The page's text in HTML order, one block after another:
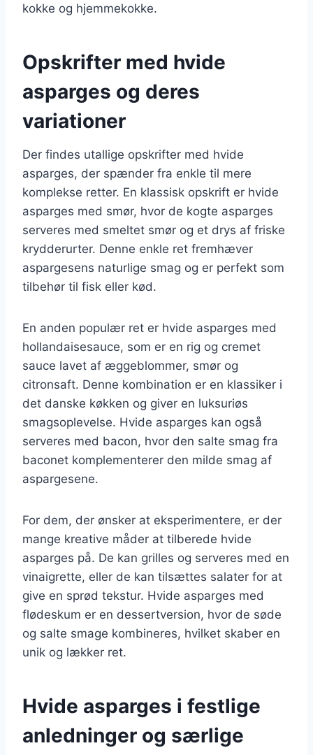
kokke og hjemmekokke.
Opskrifter med hvide
asparges og deres
variationer
Der findes utallige opskrifter med hvide
asparges, der spænder fra enkle til mere
komplekse retter. En klassisk opskrift er hvide
asparges med smør, hvor de kogte asparges
serveres med smeltet smør og et drys af friske
krydderurter. Denne enkle ret fremhæver
aspargesens naturlige smag og er perfekt som
tilbehør til fisk eller kød.
En anden populær ret er hvide asparges med
hollandaisesauce, som er en rig og cremet
sauce lavet af æggeblommer, smør og
citronsaft. Denne kombination er en klassiker i
det danske køkken og giver en luksuriøs
smagsoplevelse. Hvide asparges kan også
serveres med bacon, hvor den salte smag fra
baconet komplementerer den milde smag af
aspargesene.
For dem, der ønsker at eksperimentere, er der
mange kreative måder at tilberede hvide
asparges på. De kan grilles og serveres med en
vinaigrette, eller de kan tilsættes salater for at
give en sprød tekstur. Hvide asparges med
flødeskum er en dessertversion, hvor de søde
og salte smage kombineres, hvilket skaber en
unik og lækker ret.
Hvide asparges i festlige
anledninger og særlige